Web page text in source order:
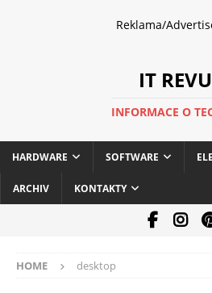
Reklama/
IT
INFORMACE O
HARDWARE SOFTWARE
ARCHIV KONTAKTY
HOME desktop